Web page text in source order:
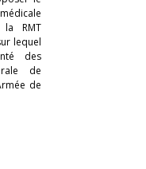
RMT
lequel
des
de
de